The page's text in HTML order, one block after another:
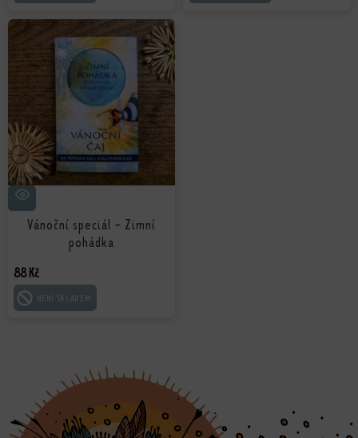
Vánoční speciál - Zimní
pohádka
88Kč
ČTĚTE VÍCE